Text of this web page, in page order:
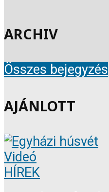
ARCHIV
Összes bejegyzés
AJÁNLOTT
Videó
HÍREK